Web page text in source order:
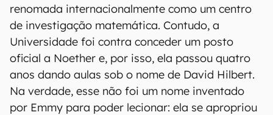
renomada internacionalmente como um centro
de investigação matemática. Contudo, a
Universidade foi contra conceder um posto
oficial a Noether e, por isso, ela passou quatro
anos dando aulas sob o nome de David Hilbert.
Na verdade, esse não foi um nome inventado
por Emmy para poder lecionar: ela se apropriou